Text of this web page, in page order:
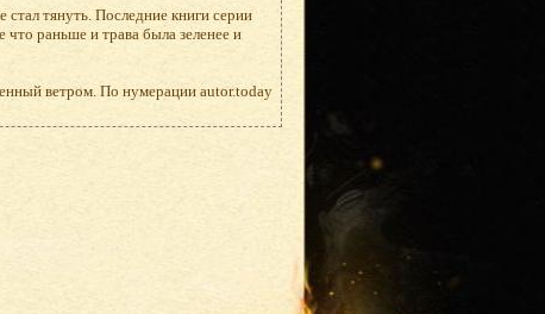
стал тянуть. Последние книги серии
раньше и трава была зеленее и
ветром. По нумерации autor.today